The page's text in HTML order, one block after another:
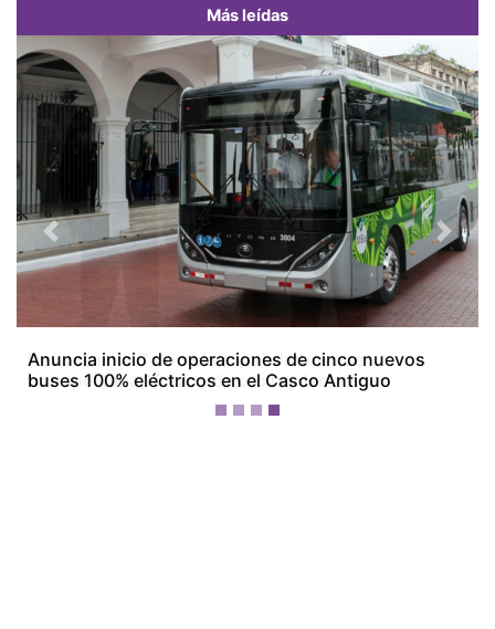
Más leídas
Devuelven a Colombia a un hombre que
transportaba 16 kilos de oro no declarados
Previous Next